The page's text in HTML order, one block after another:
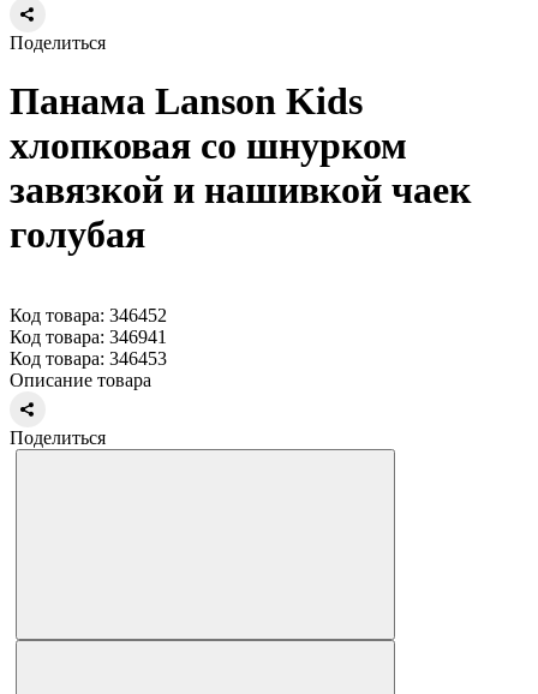
Поделиться
Панама Lanson Kids
хлопковая со шнурком
завязкой и нашивкой чаек
голубая
Код товара: 346452
Код товара: 346941
Код товара: 346453
Описание товара
Поделиться